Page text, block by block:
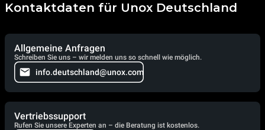
Kontaktdaten für Unox Deutschland
Allgemeine Anfragen
Schreiben Sie uns – wir melden uns so schnell wie möglich.
info.deutschland@unox.com
Vertriebssupport
Rufen Sie unsere Experten an – die Beratung ist kostenlos.